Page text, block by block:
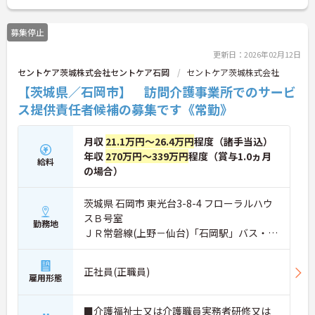
募集停止
更新日：2026年02月12日
セントケア茨城株式会社セントケア石岡 セントケア茨城株式会社
【茨城県／石岡市】 訪問介護事業所でのサービ
ス提供責任者候補の募集です《常勤》
給料
月収 21.1万円～26.4万円程度（諸手当込）
年収 270万円～339万円程度（賞与1.0ヵ月
の場合）
勤務地
茨城県 石岡市 東光台3-8-4 フローラルハウ
スＢ号室
ＪＲ常磐線(上野－仙台)「石岡駅」バス・車
7分
雇用形態 正社員(正職員)
■介護福祉士又は介護職員実務者研修又は